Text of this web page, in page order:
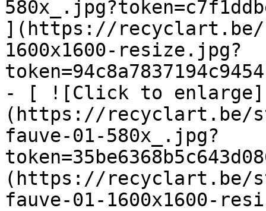
](https://recyclart.be/
1600x1600-resize.jpg?
- [ ![Click to enlarge]
(https://recyclart.be/
fauve-01-580x_.jpg?
(https://recyclart.be/
fauve-01-1600x1600-